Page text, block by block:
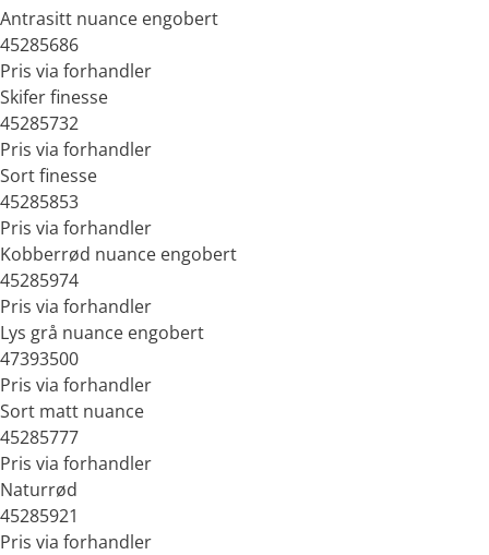
Antrasitt nuance engobert
45285686
Pris via forhandler
Skifer finesse
45285732
Pris via forhandler
Sort finesse
45285853
Pris via forhandler
Kobberrød nuance engobert
45285974
Pris via forhandler
Lys grå nuance engobert
47393500
Pris via forhandler
Sort matt nuance
45285777
Pris via forhandler
Naturrød
45285921
Pris via forhandler